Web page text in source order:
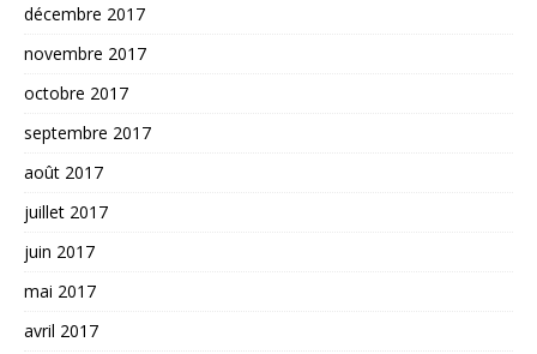
décembre 2017
novembre 2017
octobre 2017
septembre 2017
août 2017
juillet 2017
juin 2017
mai 2017
avril 2017